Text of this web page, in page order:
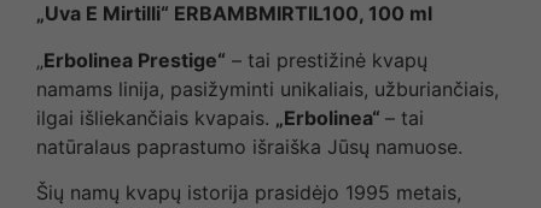
„Uva E Mirtilli“ ERBAMBMIRTIL100, 100 ml
„Erbolinea Prestige“ – tai prestižinė kvapų
namams linija, pasižyminti unikaliais, užburiančiais,
ilgai išliekančiais kvapais. „Erbolinea“ – tai
natūralaus paprastumo išraiška Jūsų namuose.
Šių namų kvapų istorija prasidėjo 1995 metais,